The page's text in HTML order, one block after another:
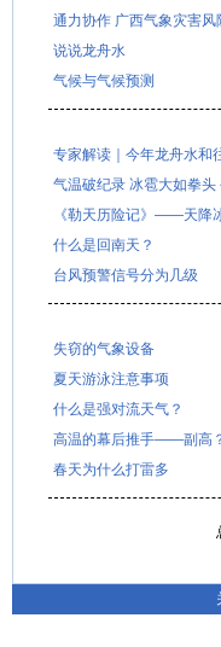
通力协作 广西气象灾害风
说说龙舟水
气候与气候预测
专家解读｜今年龙舟水和
气温破纪录 冰雹大如拳
《勒天历险记》——天降
什么是回南天？
台风预警信号分为几级
失窃的气象设备
夏天游泳注意事项
什么是强对流天气？
高温的幕后推手——副高
春天为什么打雷多